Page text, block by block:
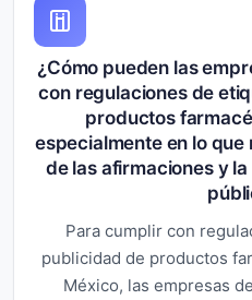
¿Cómo pueden las
con regulaciones de
productos
especialmente en lo
de las afirmaciones y
Para cumplir con
publicidad de productos
México, las empresas